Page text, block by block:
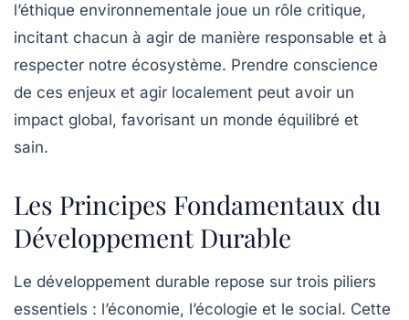
l’éthique environnementale joue un rôle critique,
incitant chacun à agir de manière responsable et à
respecter notre écosystème. Prendre conscience
de ces enjeux et agir localement peut avoir un
impact global, favorisant un monde équilibré et
sain.
Les Principes Fondamentaux du
Développement Durable
Le développement durable repose sur trois piliers
essentiels : l’économie, l’écologie et le social. Cette